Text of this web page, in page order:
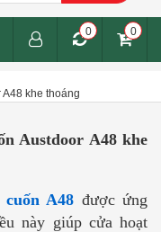
0
0
khe thoáng
Austdoor A48 khe
cuốn A48 được ứng
này giúp cửa hoạt